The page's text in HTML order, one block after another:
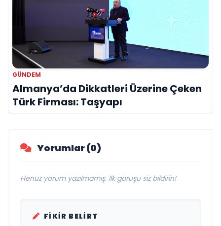
GÜNDEM
Almanya’da Dikkatleri Üzerine Çeken
Türk Firması: Taşyapı
Yorumlar (0)
Henüz yorum yazılmamış. İlk görüşü siz bildirin!
FIKIR BELIRT